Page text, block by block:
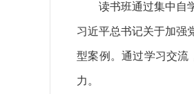
读书班通过集中自
习近平总书记关于加强
型案例。通过学习交流
力。